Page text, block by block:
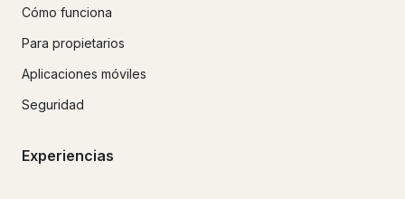
Cómo funciona
Para propietarios
Aplicaciones móviles
Seguridad
Experiencias